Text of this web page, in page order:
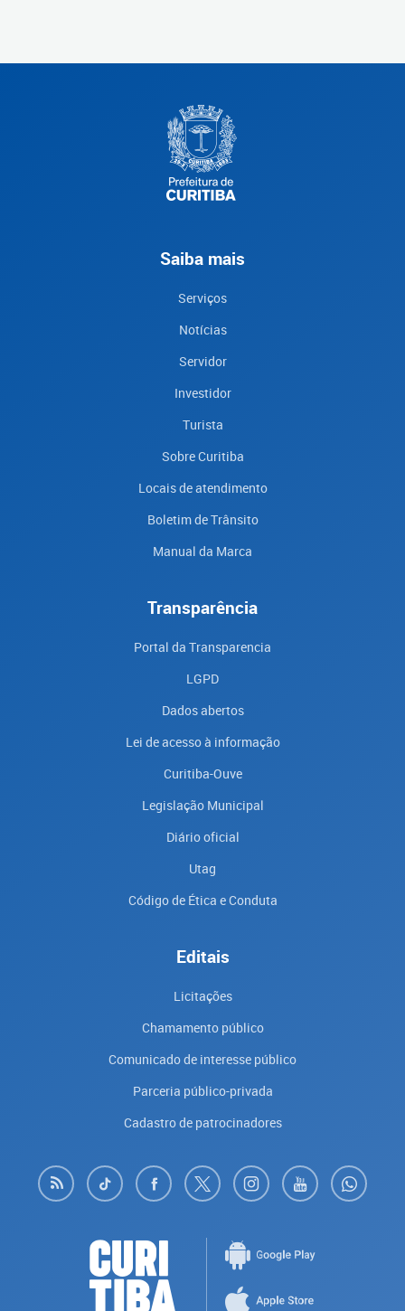
Saiba mais
Serviços
Notícias
Servidor
Investidor
Turista
Sobre Curitiba
Locais de atendimento
Boletim de Trânsito
Manual da Marca
Transparência
Portal da Transparencia
LGPD
Dados abertos
Lei de acesso à informação
Curitiba-Ouve
Legislação Municipal
Diário oficial
Utag
Código de Ética e Conduta
Editais
Licitações
Chamamento público
Comunicado de interesse público
Parceria público-privada
Cadastro de patrocinadores